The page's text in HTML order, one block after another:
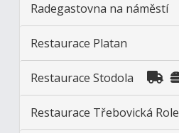
Radegastovna na náměstí
Restaurace Platan
Restaurace Stodola
Restaurace Třebovická Role